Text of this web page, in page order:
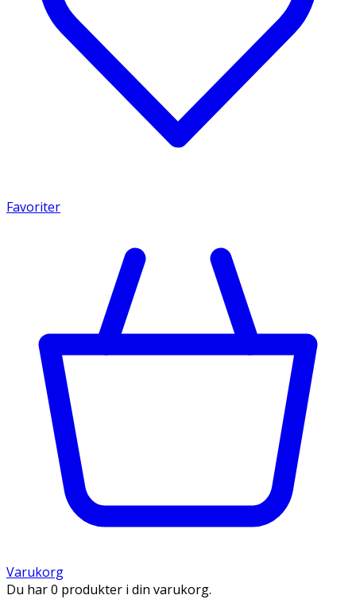
Favoriter
Varukorg
Du har 0 produkter i din varukorg.